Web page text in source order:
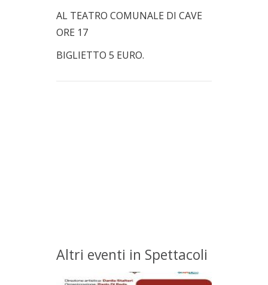
AL TEATRO COMUNALE DI CAVE
ORE 17
BIGLIETTO 5 EURO.
Altri eventi in Spettacoli